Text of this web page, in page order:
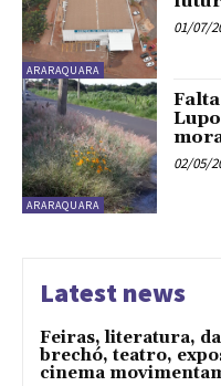
ARARAQUARA
01/07/
ARARAQUARA
02/05/
Latest news
Feiras, literatura,
brechó, teatro,
cinema